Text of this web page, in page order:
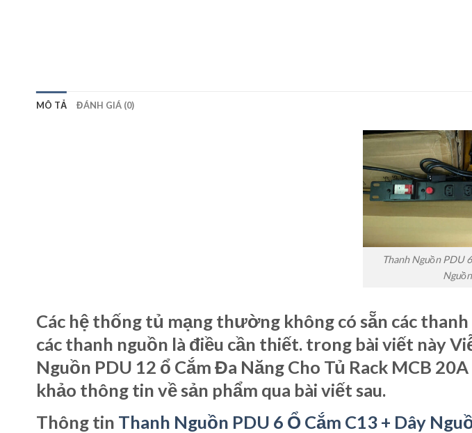
MÔ TẢ ĐÁNH GIÁ (0)
Thanh Nguồn PDU
Các hệ thống tủ mạng thường không có sẵn các
các thanh nguồn là điều cần thiết. trong bài viết này
Nguồn PDU 12 ổ Cắm Đa Năng Cho Tủ Rack MCB
khảo thông tin về sản phẩm qua bài viết sau.
Thông tin Thanh Nguồn PDU 6 Ổ Cắm C13 + Dây